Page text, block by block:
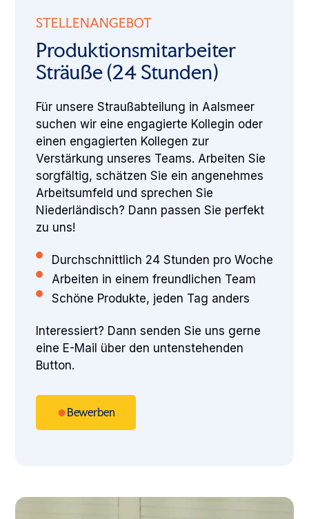
STELLENANGEBOT
Produktionsmitarbeiter
Sträuße (24 Stunden)
Für unsere Straußabteilung in Aalsmeer
suchen wir eine engagierte Kollegin oder
einen engagierten Kollegen zur
Verstärkung unseres Teams. Arbeiten Sie
sorgfältig, schätzen Sie ein angenehmes
Arbeitsumfeld und sprechen Sie
Niederländisch? Dann passen Sie perfekt
zu uns!
Durchschnittlich 24 Stunden pro Woche
Arbeiten in einem freundlichen Team
Schöne Produkte, jeden Tag anders
Interessiert? Dann senden Sie uns gerne
eine E-Mail über den untenstehenden
Button.
Bewerben